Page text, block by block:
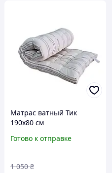
Матрас ватный Тик
190х80 см
Готово к отправке
1 050 ₴